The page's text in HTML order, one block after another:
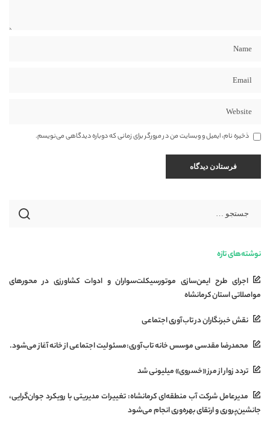
ذخیره نام، ایمیل و وبسایت من در مرورگر برای زمانی که دوباره دیدگاهی می‌نویسم.
نوشته‌های تازه
اجرای طرح ایمن‌سازی موتورسیکلت‌سواران و ادوات کشاورزی در محورهای
مواصلاتی استان کرمانشاه
نقش خبرنگاران در تاب‌آوری اجتماعی
محمدرضا مقدسی موسس خانه تاب‌آوری:مسئولیت اجتماعی از خانه آغاز می‌شود.
تردد زوار از مرز «خسروی» میلیونی شد
مدیرعامل شرکت آب منطقه‌ای کرمانشاه: تغییرات مدیریتی با رویکرد جوان‌گرایی،
جانشین‌پروری و ارتقای بهره‌وری انجام می‌شود